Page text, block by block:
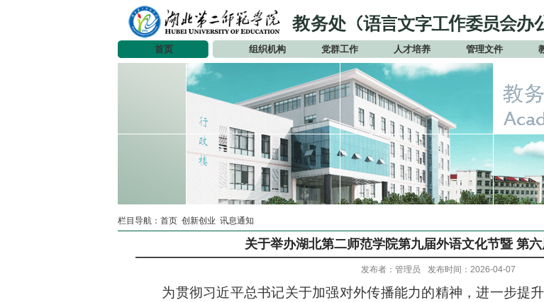
首页 组织机构 党群工作 人才培养 管理文件
栏目导航： 首页 创新创业 讯息通知
关于举办湖北第二师范学院第九届外语文化节暨 第
发布者：管理员 发布时间：2026-04-07
为贯彻习近平总书记关于加强对外传播能力的精神，进一步提